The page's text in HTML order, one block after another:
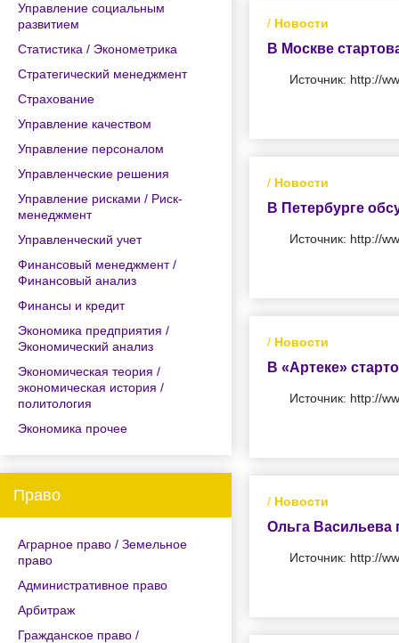
Управление социальным
развитием
Статистика / Эконометрика
Стратегический менеджмент
Страхование
Управление качеством
Управление персоналом
Управленческие решения
Управление рисками / Риск-
менеджмент
Управленческий учет
Финансовый менеджмент /
Финансовый анализ
Финансы и кредит
Экономика предприятия /
Экономический анализ
Экономическая теория /
экономическая история /
политология
Экономика прочее
Право
Аграрное право / Земельное
право
Административное право
Арбитраж
Гражданское право /
/ Новости
В Москве
Источник: http://
/ Новости
В Петербурге
Источник: http://
/ Новости
В «Артеке»
Источник: http://
/ Новости
Ольга Васильева
Источник: http://